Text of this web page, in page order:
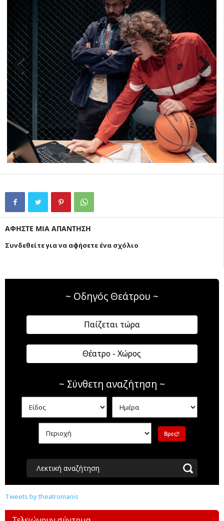
Previ
ous
Next
ΑΦΗΣΤΕ ΜΙΑ ΑΠΑΝΤΗΣΗ
Συνδεθείτε για να αφήσετε ένα σχόλιο
~ Οδηγός Θεάτρου ~
Παίζεται τώρα
Θέατρο - Χώρος
~ Σύνθετη αναζήτηση ~
Λεκτική αναζήτηση
Tweets by theatromanis